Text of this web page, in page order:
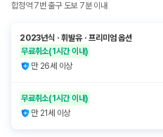
합정역 7번 출구 도보 7분 이내
2023년식 ㆍ휘발유ㆍ프리미엄 옵션
무료취소(1시간 이내)
만 26세 이상
무료취소(1시간 이내)
만 21세 이상